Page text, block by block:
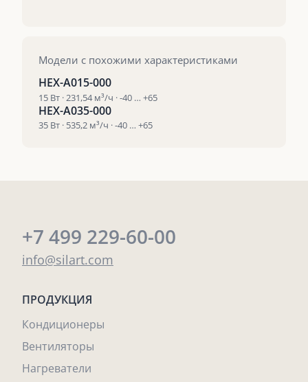
Модели с похожими характеристиками
HEX-A015-000
15 Вт · 231,54 м³/ч · -40 … +65
HEX-A035-000
35 Вт · 535,2 м³/ч · -40 … +65
+7 499 229-60-00
info@silart.com
ПРОДУКЦИЯ
Кондиционеры
Вентиляторы
Нагреватели